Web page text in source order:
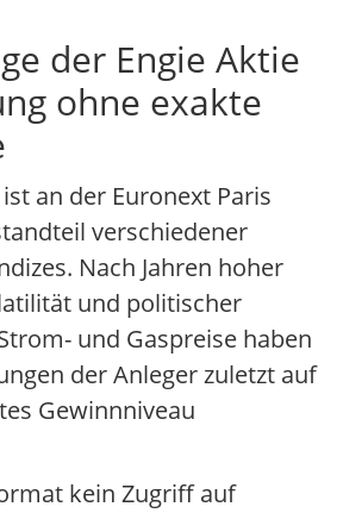
der Engie Aktie
ohne exakte
an der Euronext Paris
verschiedener
Nach Jahren hoher
und politischer
und Gaspreise haben
der Anleger zuletzt auf
Gewinnniveau
kein Zugriff auf